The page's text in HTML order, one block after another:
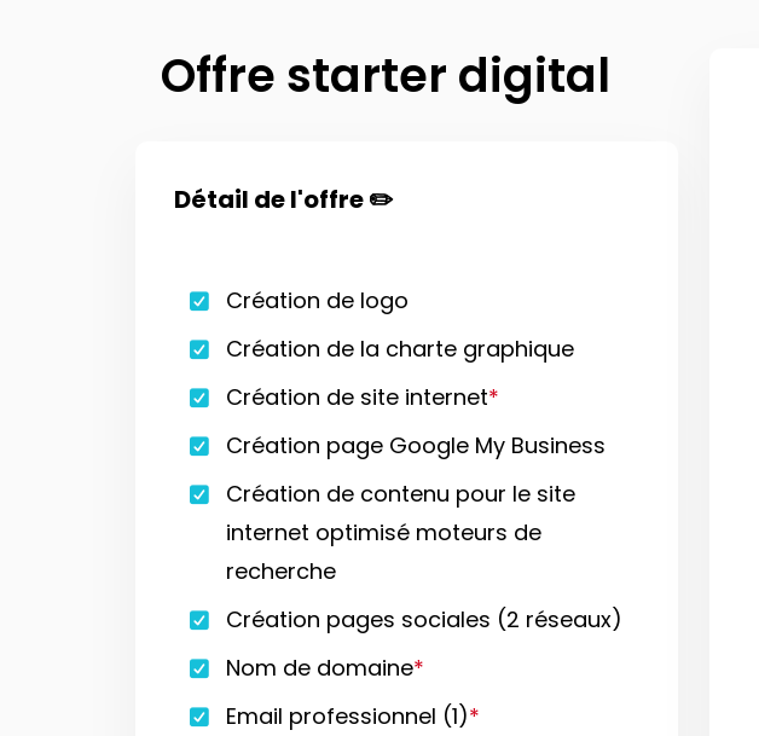
Offre starter digital
Détail de l'offre ✏️
Création de logo
Création de la charte graphique
Création de site internet*
Création page Google My Business
Création de contenu pour le site
internet optimisé moteurs de
recherche
Création pages sociales (2 réseaux)
Nom de domaine*
Email professionnel (1)*